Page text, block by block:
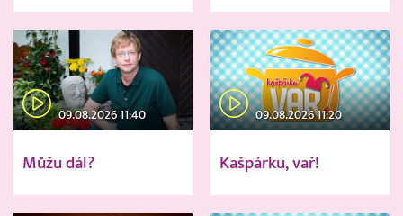
09.08.2026 11:40
Můžu dál?
09.08.2026 11:20
Kašpárku, vař!